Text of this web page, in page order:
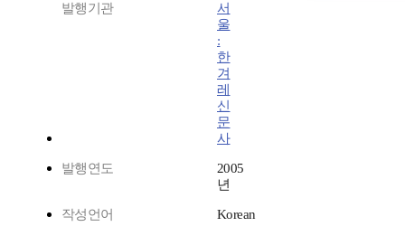
발행기관
서
울
:
한
겨
레
신
문
사
발행연도
2005
년
작성언어 Korean